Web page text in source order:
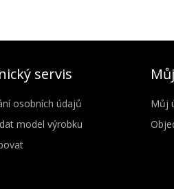
servis
osobních údajů
model výrobku
Můj